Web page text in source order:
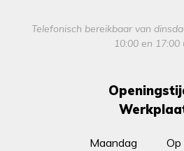
Telefonisch bereikbaar van
10:00 en 17:00
Maandag